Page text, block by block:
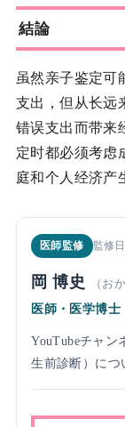
結論
虽然亲子鉴定可
支出，但从长远
错误支出而带来
定时都必须考虑
庭和个人经济产
医師監修 監修
岡 博史
（お
医師・医学博士
YouTubeチャン
生前診断）につ